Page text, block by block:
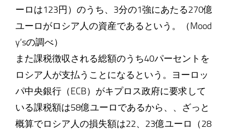
ーロは123円）のうち、3分の1強にあたる270億
ユーロがロシア人の資産であるという。（Mood
y’sの調べ）
また課税徴収される総額のうち40パーセントを
ロシア人が支払うことになるという。ヨーロッ
パ中央銀行（ECB）がキプロス政府に要求して
いる課税額は58億ユーロであるから、、ざっと
概算でロシア人の損失額は22、23億ユーロ（28